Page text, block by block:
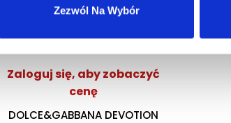
Zezwól Na Wybór
Zaloguj się, aby zobaczyć
cenę
DOLCE&GABBANA DEVOTION